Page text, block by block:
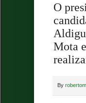
O
Mota
By